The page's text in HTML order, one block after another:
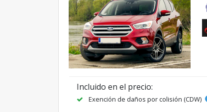
Incluido en el precio:
Exención de daños por colisión (CDW)